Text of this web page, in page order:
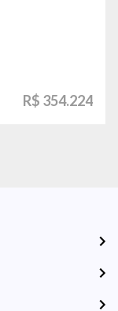
R$ 354.224